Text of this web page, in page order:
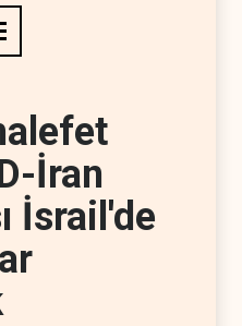
İran
İsrail'de